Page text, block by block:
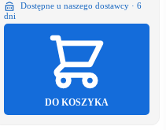
Dostępne u naszego dostawcy · 6
dni
DO KOSZYKA